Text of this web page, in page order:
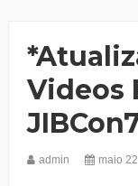
Videos
admin maio